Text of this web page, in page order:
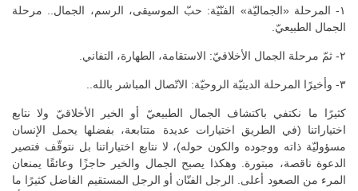
١- المرحلة «الجماليّة» الفنّيّة: حبّ الموسيقى، الرسم، الجمال.. مرحلة
الجمال الطبيعيّ.
٢- ثمّ مرحلة الجمال الأخلاقيّ: الاستقامة، الطهارة، التفاني.
٣- وأخيرًا المرحلة الدينيّة الروحيّة: الاتّصال المباشر بالله..
كثيرًا ما نكتفي باكتشاف الجمال الطبيعيّ أو الخير الأخلاقيّ ولا نتابع
اختياراتنا (في الطريق اختيارات عديدة متتابعة، بفضلها يحمل الإنسان
مسؤوليّة ذاته ووجوده والكون حوله)، لا نتابع اختياراتنا بل نتوقّف فتصير
الدعوة ناقصة، مبتورة. وهكذا يصبح الجمال والخير حاجزًا وعائقًا يمنعان
المرء من الصعود أعلى. الرجل الفنّان أو الرجل المستقيم الفاضل كثيرًا ما